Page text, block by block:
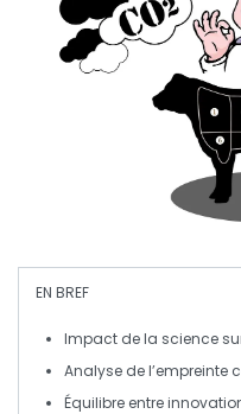
EN BREF
Impact de la science
Analyse de l’empreinte
Équilibre entre